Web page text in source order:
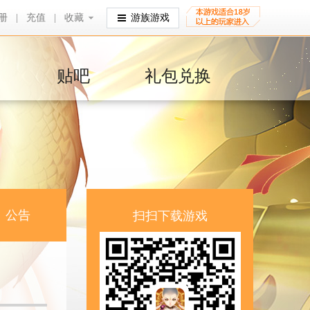
充值 收藏
收藏 游族游戏
贴吧 礼包兑换
公告 扫扫下载游戏